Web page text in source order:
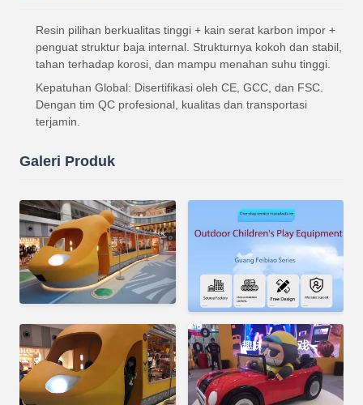
Resin pilihan berkualitas tinggi + kain serat karbon impor +
penguat struktur baja internal. Strukturnya kokoh dan stabil,
tahan terhadap korosi, dan mampu menahan suhu tinggi.
Kepatuhan Global: Disertifikasi oleh CE, GCC, dan FSC.
Dengan tim QC profesional, kualitas dan transportasi
terjamin.
Galeri Produk